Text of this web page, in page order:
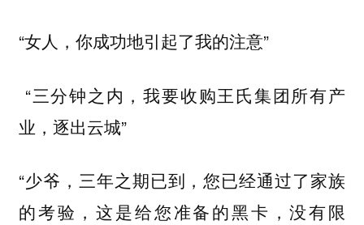
“女人，你成功地引起了我的注意”
“三分钟之内，我要收购王氏集团所有产
业，逐出云城”
“少爷，三年之期已到，您已经通过了家族
的考验，这是给您准备的黑卡，没有限